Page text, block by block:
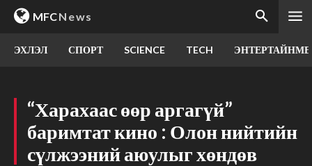
MFCNews
ЭХЛЭЛ СПОРТ SCIENCE TECH
“Харахаас өөр аргагүй”
баримтат кино : Олон нийтийн
сүлжээний аюулыг хөндөв